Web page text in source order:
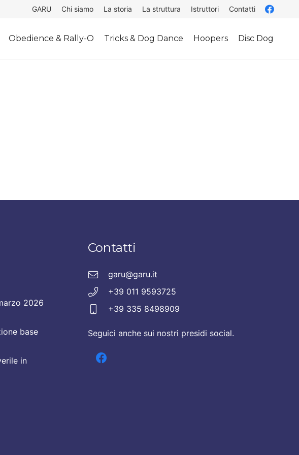
GARU Chi siamo La storia La struttura Istruttori Contatti
Obedience & Rally-O Tricks & Dog Dance Hoopers Disc Dog
2026
base
in
Contatti
garu@garu.it
+39 011 9593725
+39 335 8498909
Seguici anche sui nostri presidi social.